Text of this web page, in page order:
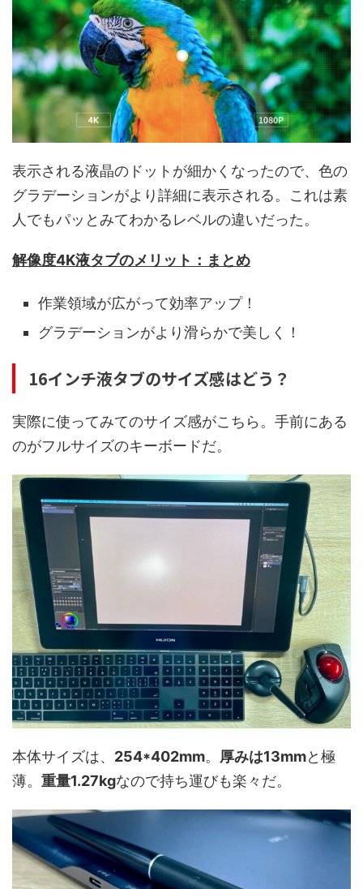
表示される液晶のドットが細かくなったので、色の
グラデーションがより詳細に表示される。これは素
人でもパッとみてわかるレベルの違いだった。
解像度4K液タブのメリット：まとめ
作業領域が広がって効率アップ！
グラデーションがより滑らかで美しく！
16インチ液タブのサイズ感はどう？
実際に使ってみてのサイズ感がこちら。手前にある
のがフルサイズのキーボードだ。
本体サイズは、 254*402mm。 厚みは13mmと極
薄。 重量1.27kgなので持ち運びも楽々だ。